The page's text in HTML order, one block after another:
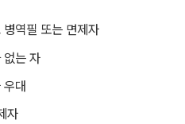
역필 또는 면제자
는 자
대
자